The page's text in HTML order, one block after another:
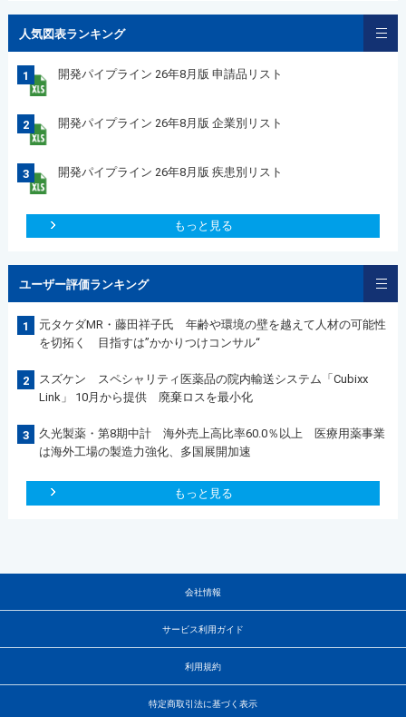
人気図表ランキング
1 開発パイプライン 26年8月版 申請品リスト
2 開発パイプライン 26年8月版 企業別リスト
3 開発パイプライン 26年8月版 疾患別リスト
もっと見る
ユーザー評価ランキング
1
元タケダMR・藤田祥子氏 年齢や環境の壁を越えて人材の可能性
を切拓く 目指すは”かかりつけコンサル“
2
スズケン スペシャリティ医薬品の院内輸送システム「Cubixx
Link」 10月から提供 廃棄ロスを最小化
3
久光製薬・第8期中計 海外売上高比率60.0％以上 医療用薬事業
は海外工場の製造力強化、多国展開加速
もっと見る
会社情報
サービス利用ガイド
利用規約
特定商取引法に基づく表示